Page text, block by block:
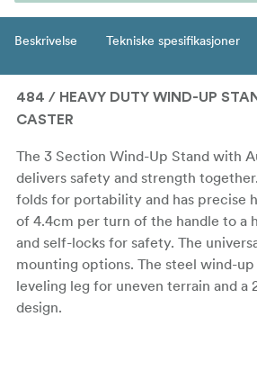
Beskrivelse Tekniske spesifikasjoner
484 / HEAVY DUTY WIND-UP
CASTER
The 3 Section Wind-Up Stand with
delivers safety and strength
folds for portability and has precise
of 4.4cm per turn of the handle to a
and self-locks for safety. The
mounting options. The steel wind-
leveling leg for uneven terrain and a
design.